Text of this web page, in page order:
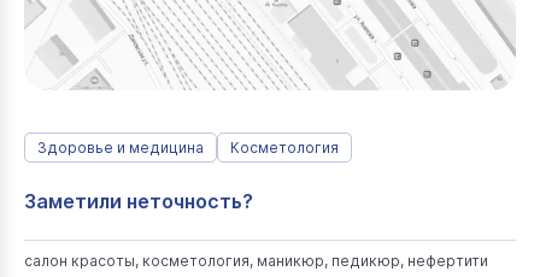
Здоровье и медицина Косметология
Заметили неточность?
салон красоты, косметология, маникюр, педикюр, нефертити